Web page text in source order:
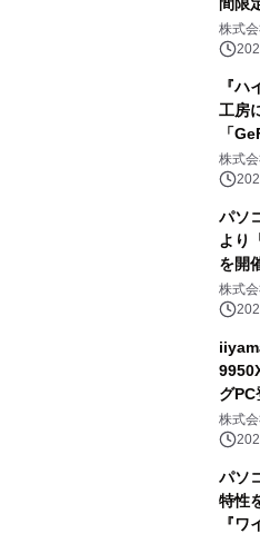
高性
ご購
株式
『
工房
「
催！
イエ
円分
ンも
株式
パソ
より
を開
千円
「PC
クー
株式
グPC
株式
パソ
特性
『